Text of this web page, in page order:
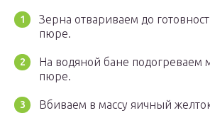
Зерна отвариваем до
пюре.
На водяной бане
пюре.
Вбиваем в массу яичный